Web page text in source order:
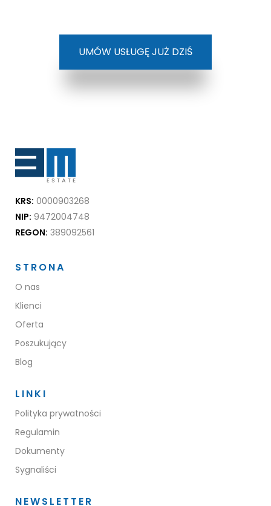
UMÓW USŁUGĘ JUŻ DZIŚ
KRS: 0000903268
NIP: 9472004748
REGON: 389092561
STRONA
O nas
Klienci
Oferta
Poszukujący
Blog
LINKI
Polityka prywatności
Regulamin
Dokumenty
Sygnaliści
NEWSLETTER